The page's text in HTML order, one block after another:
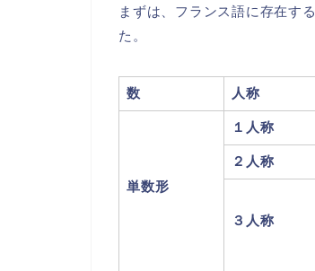
まずは、フランス語に存在する
た。
数 人称
単数形
１人称
２人称
３人称